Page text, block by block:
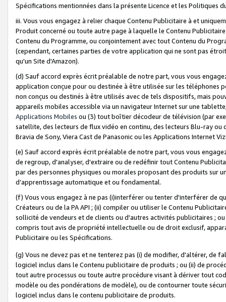
Spécifications mentionnées dans la présente Licence et les Politiques
iii. Vous vous engagez à relier chaque Contenu Publicitaire à et
Produit concerné ou toute autre page à laquelle le Contenu
Contenu du Programme, ou conjointement avec tout Contenu du
(cependant, certaines parties de votre application qui ne sont pas
qu'un Site d'Amazon).
(d) Sauf accord exprès écrit préalable de notre part, vous vous
application conçue pour ou destinée à être utilisée sur les téléphones
non conçus ou destinés à être utilisés avec de tels dispositifs, mais
appareils mobiles accessible via un navigateur Internet sur une
Applications Mobiles ou (3) tout boîtier décodeur de télévision (par
satellite, des lecteurs de flux vidéo en continu, des lecteurs Blu-ray
Bravia de Sony, Viera Cast de Panasonic ou les Applications Internet
(e) Sauf accord exprès écrit préalable de notre part, vous vous
de regroup, d'analyser, d'extraire ou de redéfinir tout Contenu
par des personnes physiques ou morales proposant des produits sur
d’apprentissage automatique et ou fondamental.
(f) Vous vous engagez à ne pas (i)interférer ou tenter d'interférer de
Créateurs ou de la PA API ; (ii) compiler ou utiliser le Contenu
sollicité de vendeurs et de clients ou d'autres activités publicitaires ;
compris tout avis de propriété intellectuelle ou de droit exclusif,
Publicitaire ou les Spécifications.
(g) Vous ne devez pas et ne tenterez pas (i) de modifier, d'altérer, de
logiciel inclus dans le Contenu publicitaire de produits ; ou (ii) de
tout autre processus ou toute autre procédure visant à dériver tout
modèle ou des pondérations de modèle), ou de contourner toute
logiciel inclus dans le contenu publicitaire de produits.